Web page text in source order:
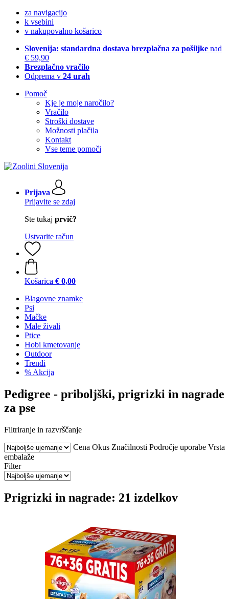
za navigacijo
k vsebini
v nakupovalno košarico
Slovenija: standardna dostava brezplačna za pošiljke nad
€ 59,90
Brezplačno vračilo
Odprema v 24 urah
Pomoč
Kje je moje naročilo?
Vračilo
Stroški dostave
Možnosti plačila
Kontakt
Vse teme pomoči
Prijava
Prijavite se zdaj
Ste tukaj prvič?
Ustvarite račun
Košarica € 0,00
Blagovne znamke
Psi
Mačke
Male živali
Ptice
Hobi kmetovanje
Outdoor
Trendi
% Akcija
Pedigree - priboljški, prigrizki in nagrade
za pse
Filtriranje in razvrščanje
Cena Okus Značilnosti Področje uporabe Vrsta
embalaže
Filter
Prigrizki in nagrade: 21 izdelkov